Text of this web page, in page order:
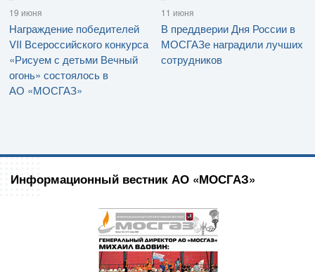
19 июня
Награждение победителей
VII Всероссийского конкурса
«Рисуем с детьми Вечный
огонь» состоялось в
АО «МОСГАЗ»
11 июня
В преддверии Дня России в
МОСГАЗе наградили лучших
сотрудников
Информационный вестник АО «МОСГАЗ»